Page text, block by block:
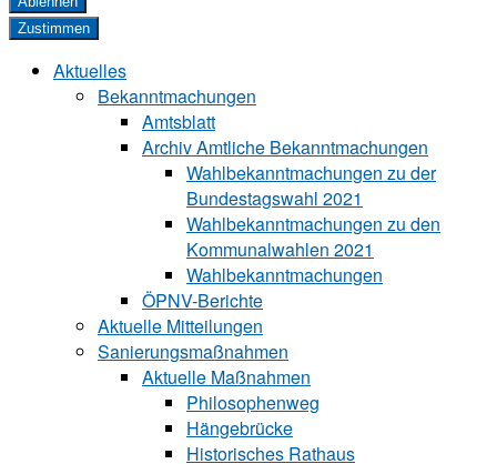
Zustimmen
Aktuelles
Bekanntmachungen
Amtsblatt
Archiv Amtliche Bekanntmachungen
Wahlbekanntmachungen zu der
Bundestagswahl 2021
Wahlbekanntmachungen zu den
Kommunalwahlen 2021
Wahlbekanntmachungen
ÖPNV-Berichte
Aktuelle Mitteilungen
Sa‍ni‍erungs‍maß‍nah‍men
Aktuelle Maßnahmen
Philosophenweg
Hängebrücke
Historisches Rathaus